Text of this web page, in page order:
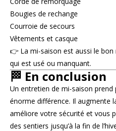
Bougies de rechange
Courroie de secours
Vêtements et casque
👉 La mi-saison est aussi le
qui est usé ou manquant.
🏁 En conclusion
Un entretien de mi-saison
énorme différence. Il augmente
améliore votre sécurité et vous
des sentiers jusqu’à la fin de